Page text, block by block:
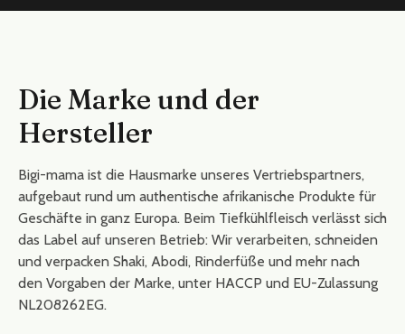
Die Marke und der
Hersteller
Bigi-mama ist die Hausmarke unseres Vertriebspartners,
aufgebaut rund um authentische afrikanische Produkte für
Geschäfte in ganz Europa. Beim Tiefkühlfleisch verlässt sich
das Label auf unseren Betrieb: Wir verarbeiten, schneiden
und verpacken Shaki, Abodi, Rinderfüße und mehr nach
den Vorgaben der Marke, unter HACCP und EU-Zulassung
NL208262EG.